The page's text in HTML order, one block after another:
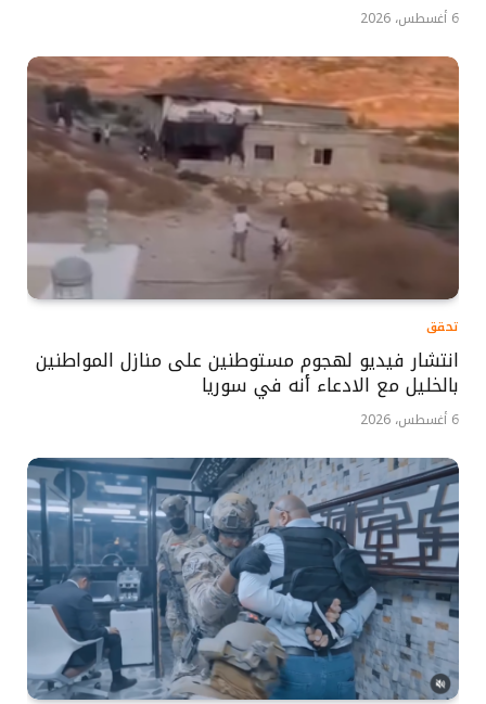
6 أغسطس، 2026
تحقق
انتشار فيديو لهجوم مستوطنين على منازل المواطنين
بالخليل مع الادعاء أنه في سوريا
6 أغسطس، 2026